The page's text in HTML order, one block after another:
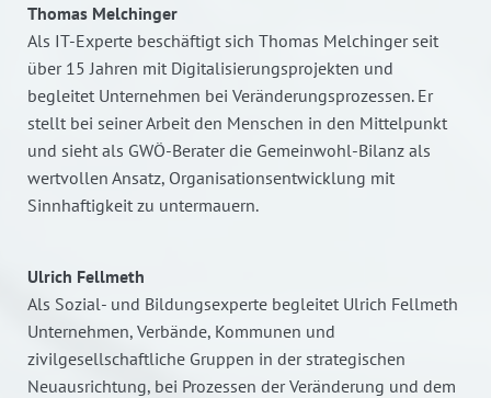
Thomas Melchinger
Als IT-Experte beschäftigt sich Thomas Melchinger seit
über 15 Jahren mit Digitalisierungsprojekten und
begleitet Unternehmen bei Veränderungsprozessen. Er
stellt bei seiner Arbeit den Menschen in den Mittelpunkt
und sieht als GWÖ-Berater die Gemeinwohl-Bilanz als
wertvollen Ansatz, Organisationsentwicklung mit
Sinnhaftigkeit zu untermauern.
Ulrich Fellmeth
Als Sozial- und Bildungsexperte begleitet Ulrich Fellmeth
Unternehmen, Verbände, Kommunen und
zivilgesellschaftliche Gruppen in der strategischen
Neuausrichtung, bei Prozessen der Veränderung und dem